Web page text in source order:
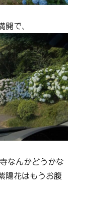
開で、
なんかどうかな
陽花はもうお腹